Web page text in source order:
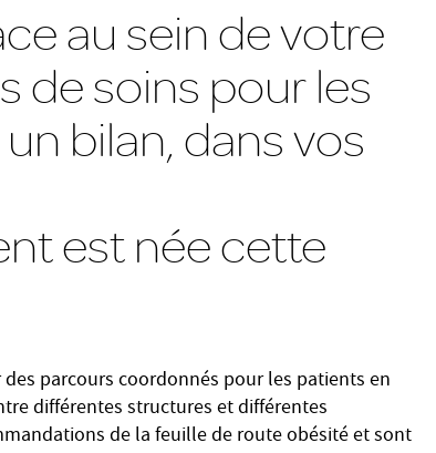
au sein de votre
de soins pour les
bilan, dans vos
est née cette
parcours coordonnés pour les patients en
différentes structures et différentes
de la feuille de route obésité et sont